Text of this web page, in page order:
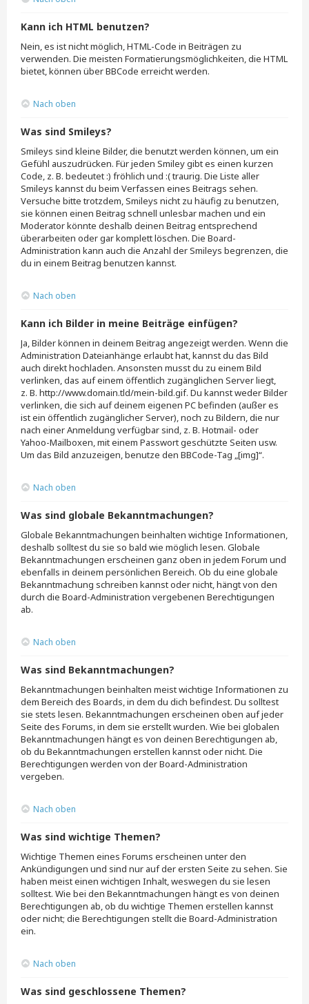
Kann ich HTML benutzen?
Nein, es ist nicht möglich, HTML-Code in Beiträgen zu
verwenden. Die meisten Formatierungsmöglichkeiten, die HTML
bietet, können über BBCode erreicht werden.
Nach oben
Was sind Smileys?
Smileys sind kleine Bilder, die benutzt werden können, um ein
Gefühl auszudrücken. Für jeden Smiley gibt es einen kurzen
Code, z. B. bedeutet :) fröhlich und :( traurig. Die Liste aller
Smileys kannst du beim Verfassen eines Beitrags sehen.
Versuche bitte trotzdem, Smileys nicht zu häufig zu benutzen,
sie können einen Beitrag schnell unlesbar machen und ein
Moderator könnte deshalb deinen Beitrag entsprechend
überarbeiten oder gar komplett löschen. Die Board-
Administration kann auch die Anzahl der Smileys begrenzen, die
du in einem Beitrag benutzen kannst.
Nach oben
Kann ich Bilder in meine Beiträge einfügen?
Ja, Bilder können in deinem Beitrag angezeigt werden. Wenn die
Administration Dateianhänge erlaubt hat, kannst du das Bild
auch direkt hochladen. Ansonsten musst du zu einem Bild
verlinken, das auf einem öffentlich zugänglichen Server liegt,
z. B. http://www.domain.tld/mein-bild.gif. Du kannst weder Bilder
verlinken, die sich auf deinem eigenen PC befinden (außer es
ist ein öffentlich zugänglicher Server), noch zu Bildern, die nur
nach einer Anmeldung verfügbar sind, z. B. Hotmail- oder
Yahoo-Mailboxen, mit einem Passwort geschützte Seiten usw.
Um das Bild anzuzeigen, benutze den BBCode-Tag „[img]“.
Nach oben
Was sind globale Bekanntmachungen?
Globale Bekanntmachungen beinhalten wichtige Informationen,
deshalb solltest du sie so bald wie möglich lesen. Globale
Bekanntmachungen erscheinen ganz oben in jedem Forum und
ebenfalls in deinem persönlichen Bereich. Ob du eine globale
Bekanntmachung schreiben kannst oder nicht, hängt von den
durch die Board-Administration vergebenen Berechtigungen
ab.
Nach oben
Was sind Bekanntmachungen?
Bekanntmachungen beinhalten meist wichtige Informationen zu
dem Bereich des Boards, in dem du dich befindest. Du solltest
sie stets lesen. Bekanntmachungen erscheinen oben auf jeder
Seite des Forums, in dem sie erstellt wurden. Wie bei globalen
Bekanntmachungen hängt es von deinen Berechtigungen ab,
ob du Bekanntmachungen erstellen kannst oder nicht. Die
Berechtigungen werden von der Board-Administration
vergeben.
Nach oben
Was sind wichtige Themen?
Wichtige Themen eines Forums erscheinen unter den
Ankündigungen und sind nur auf der ersten Seite zu sehen. Sie
haben meist einen wichtigen Inhalt, weswegen du sie lesen
solltest. Wie bei den Bekanntmachungen hängt es von deinen
Berechtigungen ab, ob du wichtige Themen erstellen kannst
oder nicht; die Berechtigungen stellt die Board-Administration
ein.
Nach oben
Was sind geschlossene Themen?